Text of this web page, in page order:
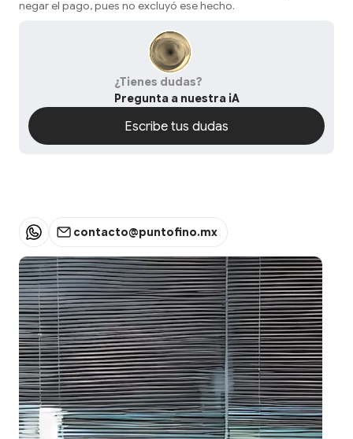
negar el pago, pues no excluyó ese hecho.
¿Tienes dudas?
Pregunta a nuestra iA
Escribe tus dudas
contacto@puntofino.mx